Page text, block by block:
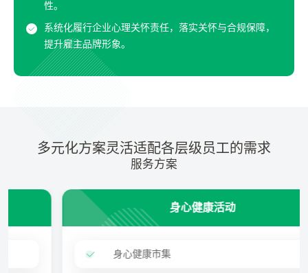
性。
系统化履行企业心理关怀责任，落实关怀与合规保障，
提升雇主品牌形象。
多元化方案灵活适配各层级员工的需求
服务方案
身心健康活动
身心健康市集